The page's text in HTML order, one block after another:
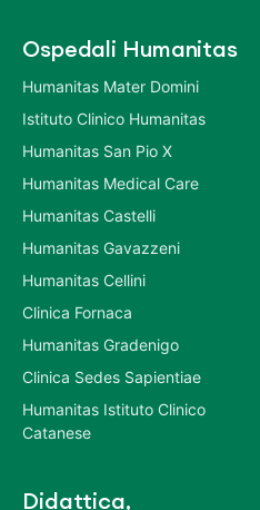
Ospedali Humanitas
Humanitas Mater Domini
Istituto Clinico Humanitas
Humanitas San Pio X
Humanitas Medical Care
Humanitas Castelli
Humanitas Gavazzeni
Humanitas Cellini
Clinica Fornaca
Humanitas Gradenigo
Clinica Sedes Sapientiae
Humanitas Istituto Clinico
Catanese
Didattica,